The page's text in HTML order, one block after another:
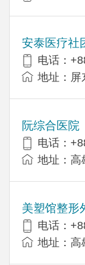
安泰医疗社
电话：
地址：屏
阮综合医院
电话：
地址：高
美塑馆整形
电话：
地址：高